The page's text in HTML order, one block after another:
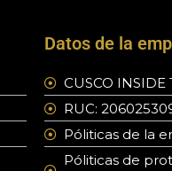
Datos de la
CUSCO INSIDE
RUC:
Póliticas de la
Póliticas de